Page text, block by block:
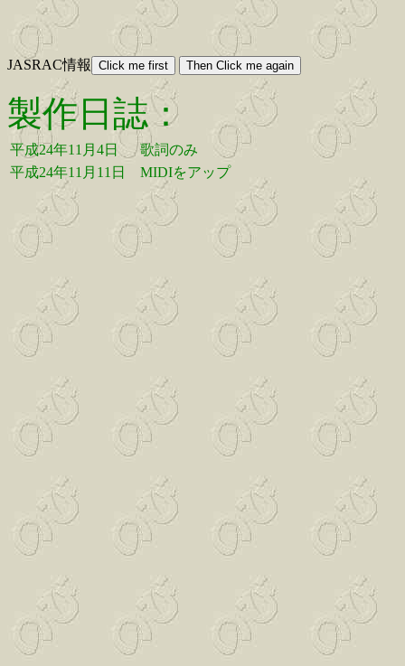
JASRAC情報
製作日誌：
平成24年11月4日
歌詞のみ
平成24年11月11日
MIDIをアップ